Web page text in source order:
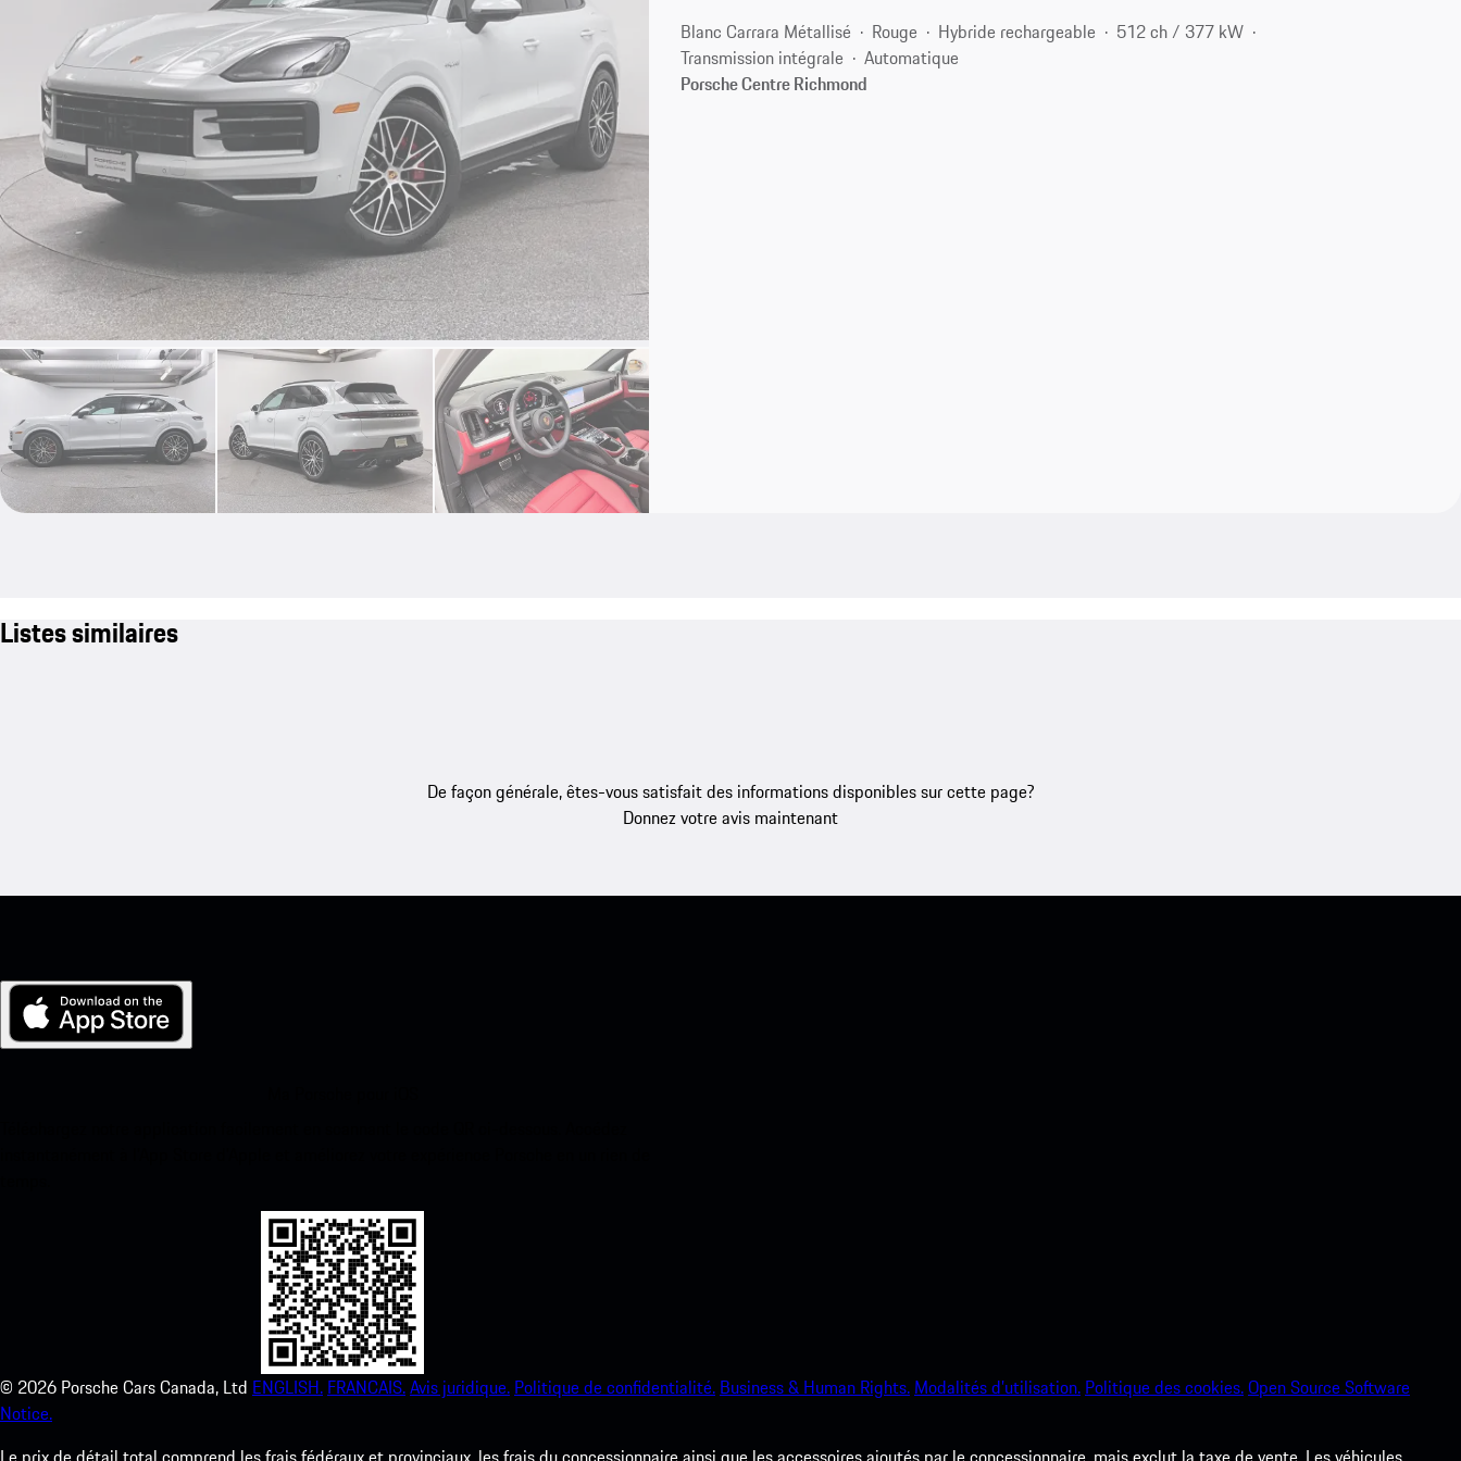
Blanc Carrara Métallisé Rouge Hybride rechargeable
512 ch / 377 kW
Transmission intégrale
Automatique
Porsche Centre Richmond
Listes similaires
De façon générale, êtes-vous satisfait des informations disponibles sur cette page?
Donnez votre avis maintenant
© 2026 Porsche Cars Canada, Ltd ENGLISH. FRANCAIS.Avis juridique. Politique de confidentialité. Business & Human Rights. Modalités d’utilisation. Politique des cookies.Open Source Software
Notice.